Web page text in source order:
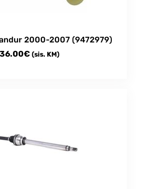
2000-2007 (9472979)
36.00€ (sis. KM)